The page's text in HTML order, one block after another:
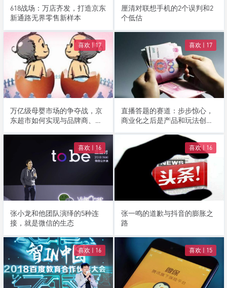
618战场：万店齐发，打造京东
新通路无界零售新样本
厘清对联想手机的2个误判和2
个低估
喜欢 | 17
万亿级母婴市场的争夺战，京
东超市如何实现与品牌商、消
喜欢 | 17
直播答题的赛道：步步惊心，
商业化之后是产品和玩法创新
喜欢 | 16
张小龙和他团队演绎的5种连
接，就是微信的生态
喜欢 | 16
张一鸣的道歉与抖音的膨胀之
路
喜欢 | 16 喜欢 | 15